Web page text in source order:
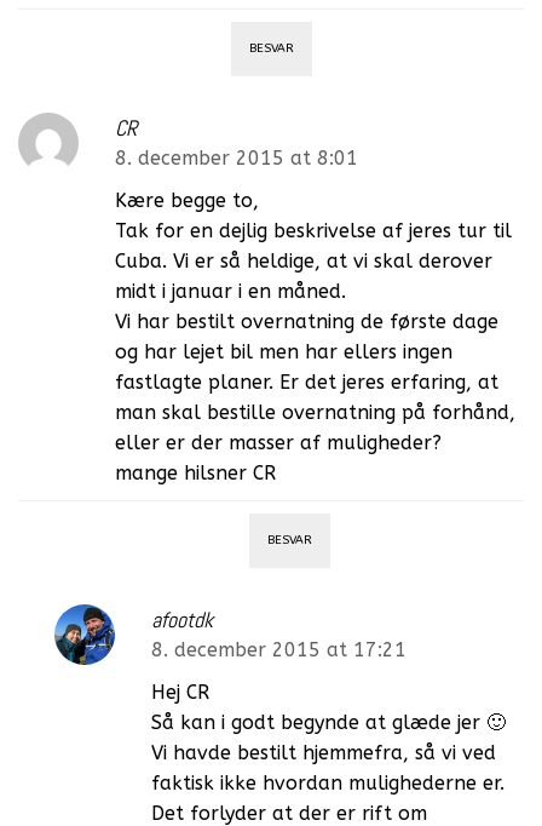
BESVAR
CR
8. december 2015 at 8:01
Kære begge to,
Tak for en dejlig beskrivelse af jeres tur til
Cuba. Vi er så heldige, at vi skal derover
midt i januar i en måned.
Vi har bestilt overnatning de første dage
og har lejet bil men har ellers ingen
fastlagte planer. Er det jeres erfaring, at
man skal bestille overnatning på forhånd,
eller er der masser af muligheder?
mange hilsner CR
BESVAR
afootdk
8. december 2015 at 17:21
Hej CR
Så kan i godt begynde at glæde jer 🙂
Vi havde bestilt hjemmefra, så vi ved
faktisk ikke hvordan mulighederne er.
Det forlyder at der er rift om